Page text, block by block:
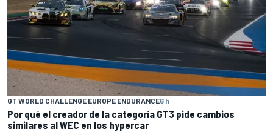
GT WORLD CHALLENGE EUROPE ENDURANCE6 h
Por qué el creador de la categoría GT3 pide cambios
similares al WEC en los hypercar